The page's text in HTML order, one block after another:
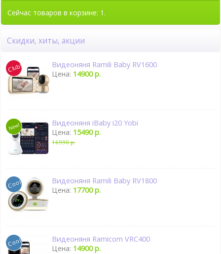
Сейчас товаров в корзине: 1.
Скидки, хиты, акции
Видеоняня Ramili Baby RV1600
Цена: 14900 р.
Видеоняня iBaby i20 Yobi
Цена: 15490 р.
16990 р.
Видеоняня Ramili Baby RV1800
Цена: 17700 р.
Видеоняня Ramicom VRC400
Цена: 14900 р.